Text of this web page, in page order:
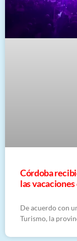
Córdoba
las
De acuerdo con
Turismo, la